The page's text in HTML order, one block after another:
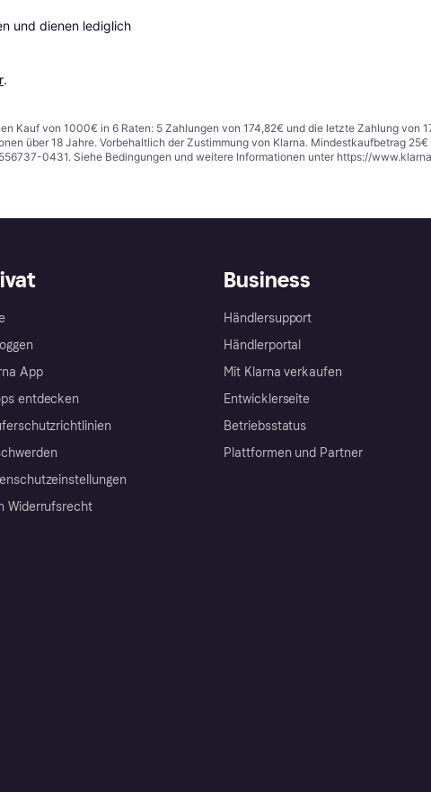
und dienen lediglich
.
Kauf von 1000€ in 6 Raten: 5 Zahlungen von 174,82€ und die letzte Zahlung von
über 18 Jahre. Vorbehaltlich der Zustimmung von Klarna. Mindestkaufbetrag
0431. Siehe Bedingungen und weitere Informationen unter https://
App
entdecken
Widerrufsrecht
Business
Händlersupport
Händlerportal
Mit Klarna verkaufen
Entwicklerseite
Betriebsstatus
Plattformen und Partner